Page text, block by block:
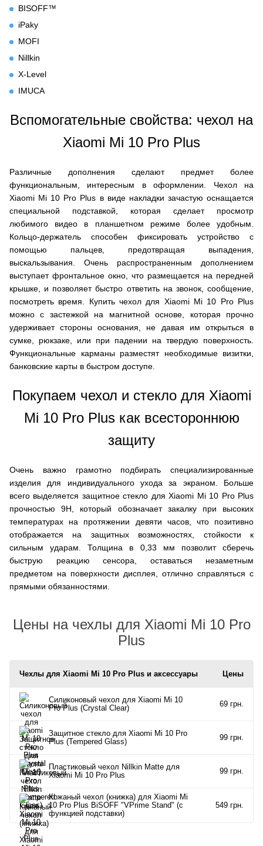
BISOFF™
iPaky
MOFI
Nillkin
X-Level
IMUCA
Вспомогательные свойства: чехол на
Xiaomi Mi 10 Pro Plus
Различные дополнения сделают предмет более
функциональным, интересным в оформлении. Чехол на
Xiaomi Mi 10 Pro Plus в виде накладки зачастую оснащается
специальной подставкой, которая сделает просмотр
любимого видео в планшетном режиме более удобным.
Кольцо-держатель способен фиксировать устройство с
помощью пальцев, предотвращая выпадения,
выскальзывания. Очень распространенным дополнением
выступает фронтальное окно, что размещается на передней
крышке, и позволяет быстро ответить на звонок, сообщение,
посмотреть время. Купить чехол для Xiaomi Mi 10 Pro Plus
можно с застежкой на магнитной основе, которая прочно
удерживает стороны основания, не давая им открыться в
сумке, рюкзаке, или при падении на твердую поверхность.
Функциональные карманы разместят необходимые визитки,
банковские карты в быстром доступе.
Покупаем чехол и стекло для Xiaomi
Mi 10 Pro Plus как всестороннюю
защиту
Очень важно грамотно подбирать специализированные
изделия для индивидуального ухода за экраном. Больше
всего выделяется защитное стекло для Xiaomi Mi 10 Pro Plus
прочностью 9H, который обозначает закалку при высоких
температурах на протяжении девяти часов, что позитивно
отображается на защитных возможностях, стойкости к
сильным ударам. Толщина в 0,33 мм позволит сберечь
быструю реакцию сенсора, оставаться незаметным
предметом на поверхности дисплея, отлично справляться с
прямыми обязанностями.
Цены на чехлы для Xiaomi Mi 10 Pro
Plus
Чехлы для Xiaomi Mi 10 Pro Plus и аксессуары Цены
Силиконовый чехол для Xiaomi Mi 10
Pro Plus (Crystal Clear)
69 грн.
Защитное стекло для Xiaomi Mi 10 Pro
Plus (Tempered Glass)
99 грн.
Пластиковый чехол Nillkin Matte для
Xiaomi Mi 10 Pro Plus
99 грн.
Кожаный чехол (книжка) для Xiaomi Mi
10 Pro Plus BiSOFF "VPrime Stand" (с
функцией подставки)
549 грн.